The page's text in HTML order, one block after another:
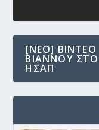
[NEO]
ΒΙΆΝΝΟΥ
ΗΣΑΠ